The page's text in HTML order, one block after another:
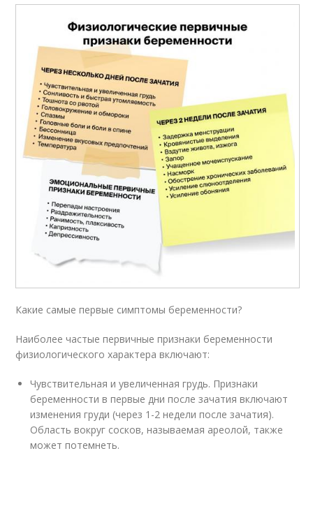
Какие самые первые симптомы беременности?
Наиболее частые первичные признаки беременности
физиологического характера включают:
Чувствительная и увеличенная грудь. Признаки
беременности в первые дни после зачатия включают
изменения груди (через 1-2 недели после зачатия).
Область вокруг сосков, называемая ареолой, также
может потемнеть.